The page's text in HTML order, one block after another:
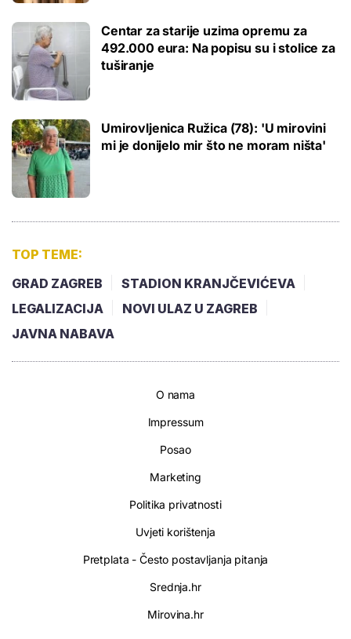
Centar za starije uzima opremu za
492.000 eura: Na popisu su i stolice za
tuširanje
Umirovljenica Ružica (78): 'U mirovini
mi je donijelo mir što ne moram ništa'
TOP TEME:
GRAD ZAGREB
STADION KRANJČEVIĆEVA
LEGALIZACIJA
NOVI ULAZ U ZAGREB
JAVNA NABAVA
O nama
Impressum
Posao
Marketing
Politika privatnosti
Uvjeti korištenja
Pretplata - Često postavljanja pitanja
Srednja.hr
Mirovina.hr